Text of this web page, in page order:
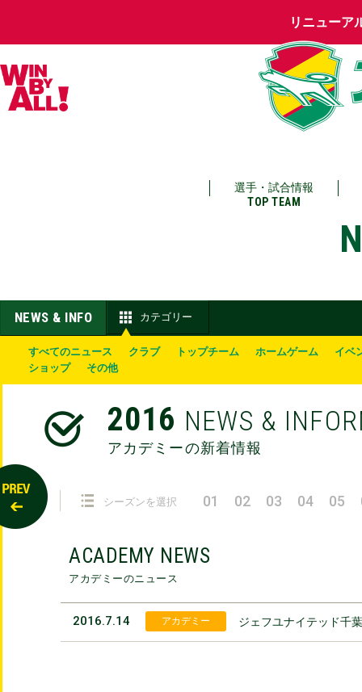
リニューア
選手・試合情報
TOP TEAM
NEWS & INFO カテゴリー
すべてのニュース クラブ トップチーム ホームゲーム
イベ
ショップ
その他
2016 NEWS &
アカデミーの新着情報
シーズンを選択 01 02 03 04 05
ACADEMY NEWS
アカデミーのニュース
2016.7.14 アカデミー ジェフユナイテッド千